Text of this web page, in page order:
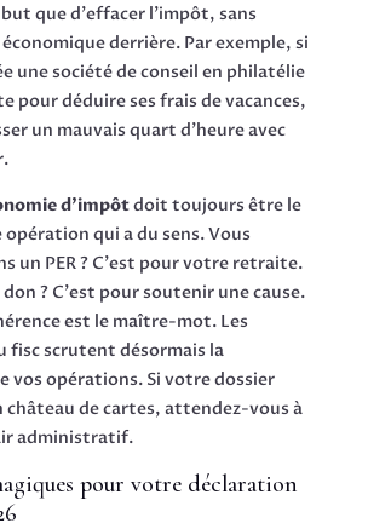
que d'effacer l'impôt, sans
derrière. Par exemple, si
une société de conseil en philatélie
pour déduire ses frais de vacances,
un mauvais quart d'heure avec
d'impôtdoit toujours être le
qui a du sens. Vous
un PER ? C'est pour votre retraite.
? C'est pour soutenir une cause.
est le maître-mot. Les
fisc scrutent désormais la
vos opérations. Si votre dossier
château de cartes, attendez-vous à
administratif.
pour votre déclaration